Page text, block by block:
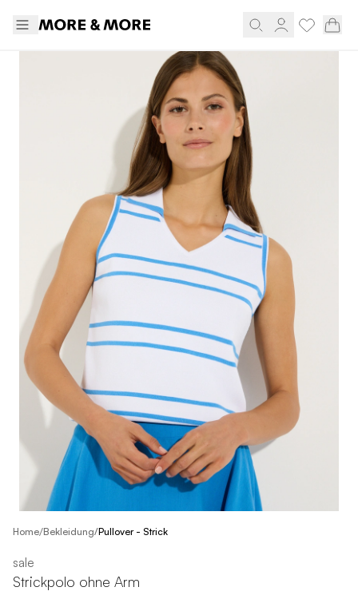
Home/Bekleidung/Pullover - Strick
sale
Strickpolo ohne Arm